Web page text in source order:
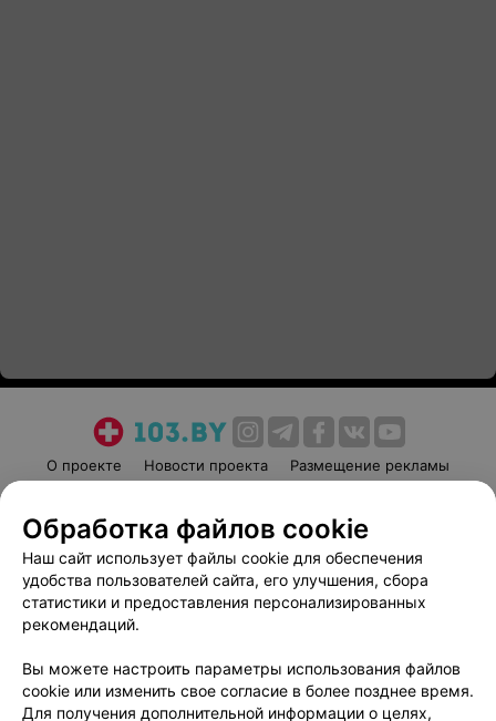
О проекте Новости проекта
Размещение рекламы
Пользовательское соглашение
Способы оплаты
Вакансии
Партнеры
Написать руководителю 103.by
Обработка персональных данных
Обработка файлов cookie
Наш сайт использует файлы cookie для обеспечения
удобства пользователей сайта, его улучшения, сбора
статистики и предоставления персонализированных
рекомендаций.
Вы можете настроить параметры использования файлов
cookie или изменить свое согласие в более позднее время.
Для получения дополнительной информации о целях,